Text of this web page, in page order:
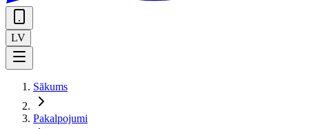
LV
Sākums
Pakalpojumi